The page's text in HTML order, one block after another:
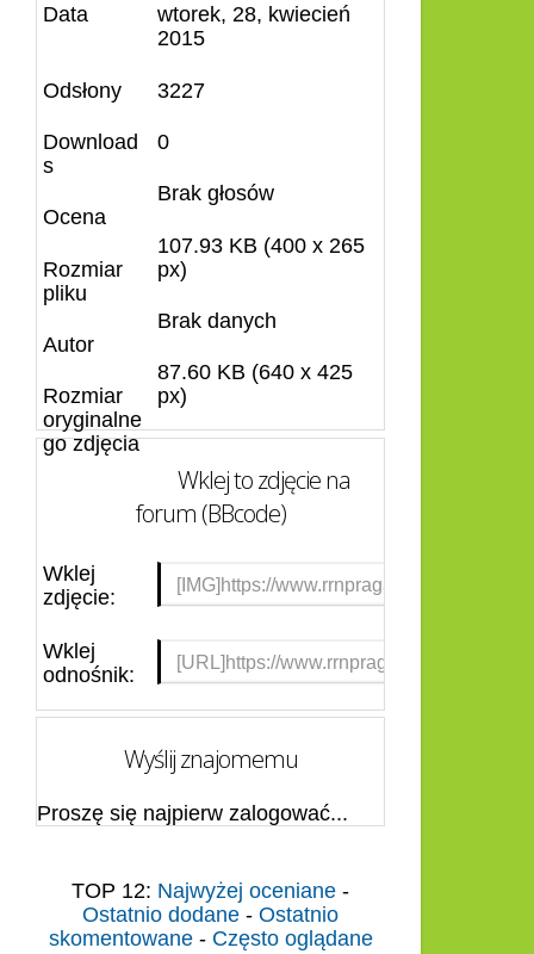
Data
wtorek, 28, kwiecień
2015
Odsłony 3227
Download
s
0
Ocena
Brak głosów
Rozmiar
pliku
107.93 KB (400 x 265
px)
Autor
Brak danych
Rozmiar
oryginalne
go zdjęcia
87.60 KB (640 x 425
px)
Wklej to zdjęcie na
forum (BBcode)
Wklej
zdjęcie:
Wklej
odnośnik:
Wyślij znajomemu
Proszę się najpierw zalogować...
TOP 12: Najwyżej oceniane -
Ostatnio dodane - Ostatnio
skomentowane- Często oglądane